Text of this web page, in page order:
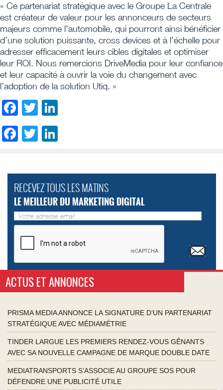
« Ce partenariat stratégique avec le Groupe La Centrale
est créateur de valeur pour les annonceurs de secteurs
majeurs comme l’automobile, qui pourront ainsi bénéficier
d’une solution puissante, cross devices et à l’échelle pour
adresser efficacement leurs cibles digitales et optimiser
leur ROI. Nous remercions DriveMedia pour leur confiance
et leur capacité à ouvrir la voie du changement avec
l’adoption de la solution Utiq. »
Facebook
Twitter
Facebook
Twitter
RECEVEZ TOUS LES MATINS
LE MEILLEUR DU MARKETING DIGITAL
ACTUS ET ANNONCES
PRISMA MEDIA ANNONCE LA SIGNATURE D’UN PARTENARIAT
STRATÉGIQUE AVEC MÉDIAMÉTRIE
TINDER LARGUE LES PREMIERS RENDEZ-VOUS GÊNANTS
AVEC SA NOUVELLE CAMPAGNE DE MARQUE DOUBLE DATE
MEDIATRANSPORTS S’ASSOCIE AU GROUPE SOS POUR
DÉFENDRE UNE PUBLICITÉ UTILE